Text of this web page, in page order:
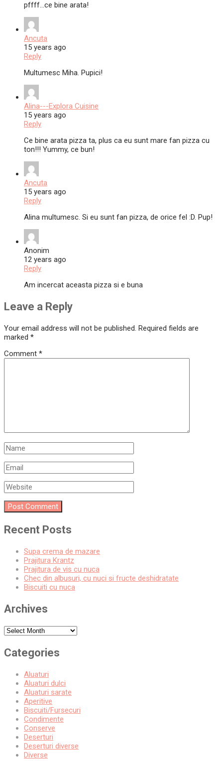
pffff…ce bine arata!
Ancuta
15 years ago
Reply
Multumesc Miha. Pupici!
Alina---Explora Cuisine
15 years ago
Reply
Ce bine arata pizza ta, plus ca eu sunt mare fan pizza cu
ton!!! Yummy, ce bun!
Ancuta
15 years ago
Reply
Alina multumesc. Si eu sunt fan pizza, de orice fel :D. Pup!
Anonim
12 years ago
Reply
Am incercat aceasta pizza si e buna
Leave a Reply
Your email address will not be published. Required fields are
marked *
Comment *
Recent Posts
Supa crema de mazare
Prajitura Krantz
Prajitura de vis cu nuca
Chec din albusuri, cu nuci si fructe deshidratate
Biscuiti cu nuca
Archives
Archives
Categories
Aluaturi
Aluaturi dulci
Aluaturi sarate
Aperitive
Biscuiti/Fursecuri
Condimente
Conserve
Deserturi
Deserturi diverse
Diverse